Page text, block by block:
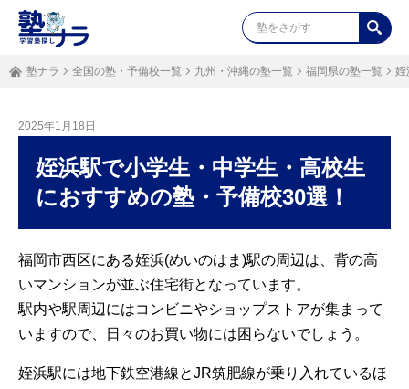
塾ナラ 全国の塾・予備校一覧 九州・沖縄の塾一覧 福岡県の塾一覧 姪
2025年1月18日
姪浜駅で小学生・中学生・高校生
におすすめの塾・予備校30選！
福岡市西区にある姪浜(めいのはま)駅の周辺は、背の高
いマンションが並ぶ住宅街となっています。
駅内や駅周辺にはコンビニやショップストアが集まって
いますので、日々のお買い物には困らないでしょう。
姪浜駅には地下鉄空港線とJR筑肥線が乗り入れているほ